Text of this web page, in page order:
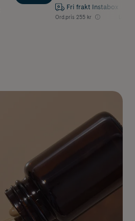
Fri frakt Instabox
Ord.pris 255 kr